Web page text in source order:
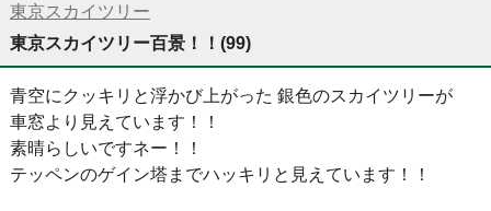
東京スカイツリー
東京スカイツリー百景！！(99)
青空にクッキリと浮かび上がった 銀色のスカイツリーが
車窓より見えています！！
素晴らしいですネー！！
テッペンのゲイン塔までハッキリと見えています！！